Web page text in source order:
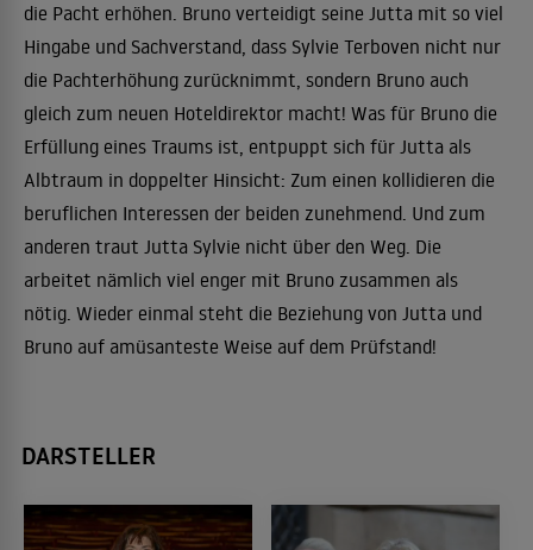
die Pacht erhöhen. Bruno verteidigt seine Jutta mit so viel
Hingabe und Sachverstand, dass Sylvie Terboven nicht nur
die Pachterhöhung zurücknimmt, sondern Bruno auch
gleich zum neuen Hoteldirektor macht! Was für Bruno die
Erfüllung eines Traums ist, entpuppt sich für Jutta als
Albtraum in doppelter Hinsicht: Zum einen kollidieren die
beruflichen Interessen der beiden zunehmend. Und zum
anderen traut Jutta Sylvie nicht über den Weg. Die
arbeitet nämlich viel enger mit Bruno zusammen als
nötig. Wieder einmal steht die Beziehung von Jutta und
Bruno auf amüsanteste Weise auf dem Prüfstand!
DARSTELLER